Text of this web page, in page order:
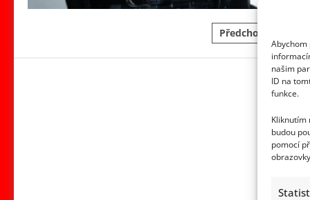
Abychom
našim
ID na
funkce.
Kliknutím
budou
pomocí
příspěvků
Předchozí